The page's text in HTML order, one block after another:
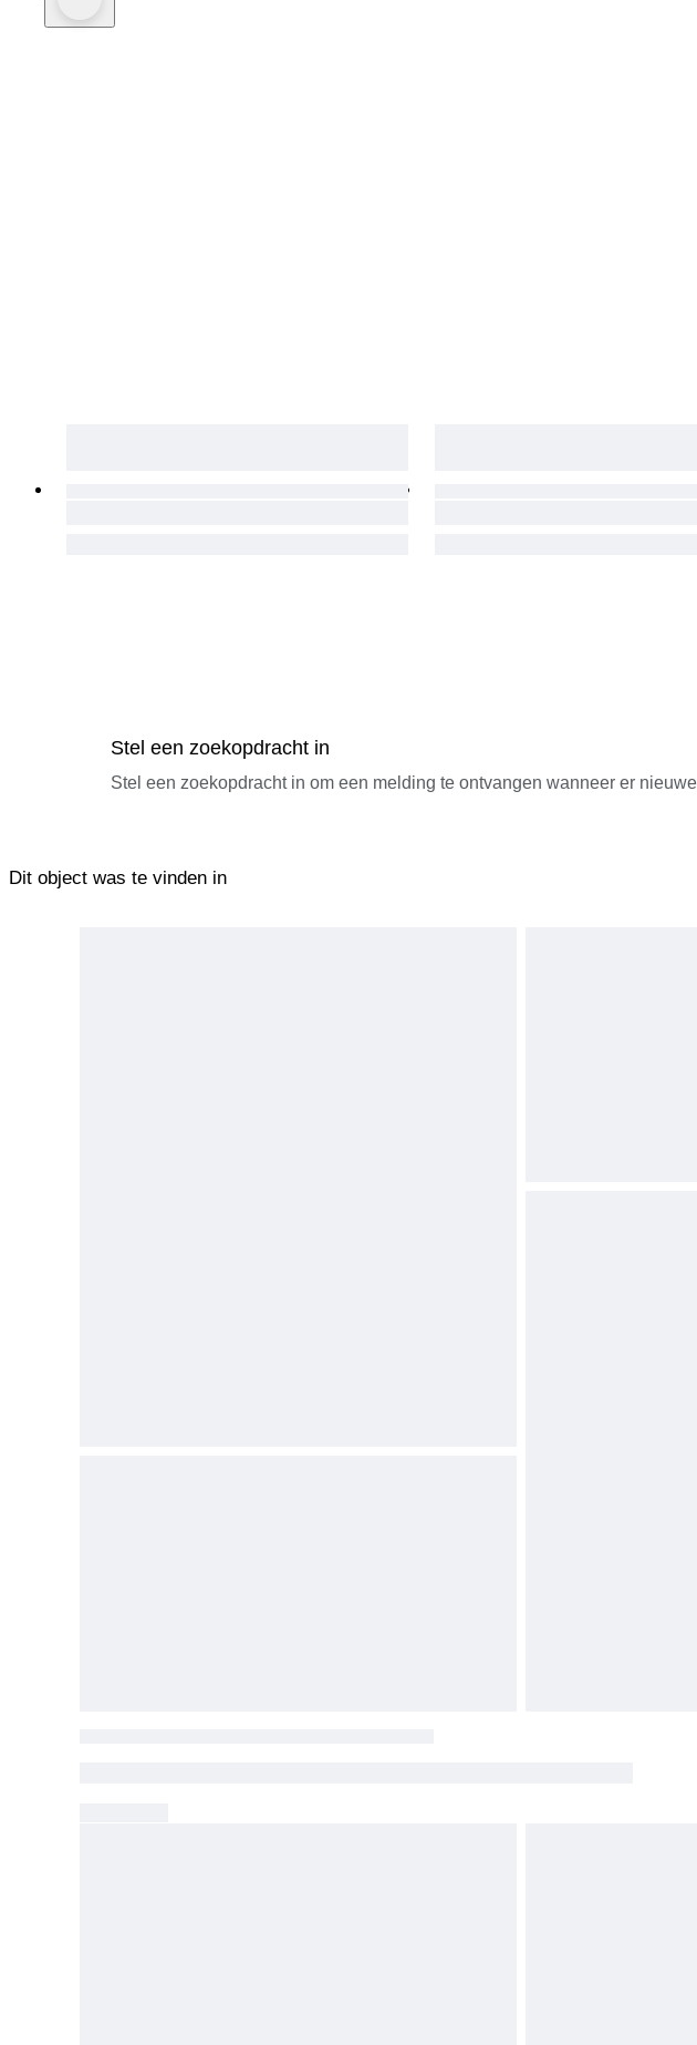
Stel een zoekopdracht in
Stel een zoekopdracht in om een melding te ontvangen wanneer er
Dit object was te vinden in